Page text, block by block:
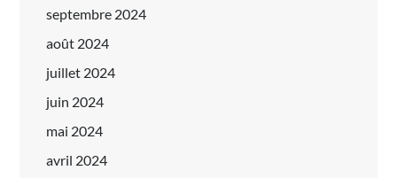
septembre 2024
août 2024
juillet 2024
juin 2024
mai 2024
avril 2024